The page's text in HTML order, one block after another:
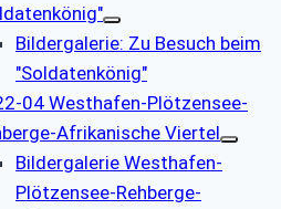
Bildergalerie: Zu Besuch beim
"Soldatenkönig"
04 Westhafen-Plötzensee-
Afrikanische Viertel
Bildergalerie Westhafen-
Plötzensee-Rehberge-